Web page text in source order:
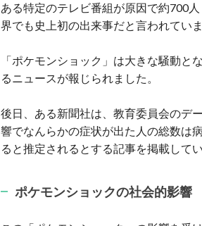
ある特定のテレビ番組が原因で約700
界でも史上初の出来事だと言われてい
「ポケモンショック」は大きな騒動
るニュースが報じられました。
後日、ある新聞社は、教育委員会のデ
響でなんらかの症状が出た人の総数は
ると推定されるとする記事を掲載して
ポケモンショックの社会的影響